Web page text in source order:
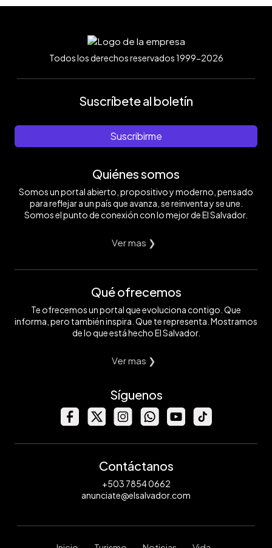
Todos los derechos reservados 1999-2026
Suscríbete al boletín
Suscribirme
Quiénes somos
Somos un portal abierto, propositivo y moderno, pensado
para reflejar a un país que avanza, se reinventa y se une.
Somos el punto de conexión con lo mejor de El Salvador.
Ver mas ❯
Qué ofrecemos
Te ofrecemos un portal que evoluciona contigo. Que
informa, pero también inspira. Que te representa. Mostramos
de lo que está hecho El Salvador.
Ver mas ❯
Síguenos
Contáctanos
+503 7854 0662
anunciate@elsalvador.com